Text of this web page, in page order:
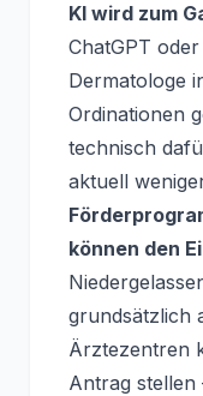
KI wird zum
ChatGPT
Dermatologe
Ordinationen
technisch
aktuell
können den
grundsätzlich
Ärztezentren
Antrag